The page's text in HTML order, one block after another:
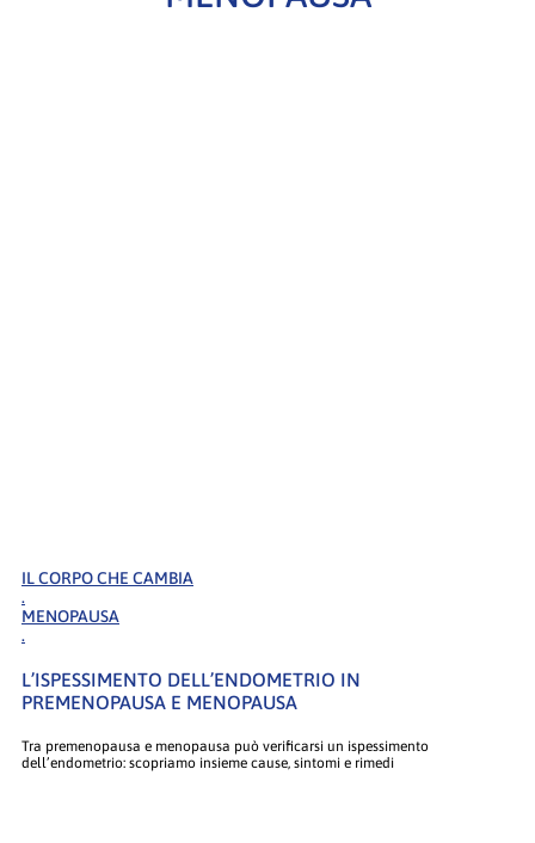
IL CORPO CHE CAMBIA
.
MENOPAUSA
.
L’ISPESSIMENTO DELL’ENDOMETRIO IN
PREMENOPAUSA E MENOPAUSA
Tra premenopausa e menopausa può verificarsi un ispessimento
dell’endometrio: scopriamo insieme cause, sintomi e rimedi